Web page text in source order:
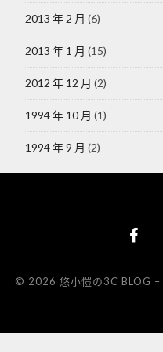
2013 年 2 月 (6)
2013 年 1 月 (15)
2012 年 12 月 (2)
1994 年 10 月 (1)
1994 年 9 月 (2)
© 2026 悠小愷の3C BLOG –